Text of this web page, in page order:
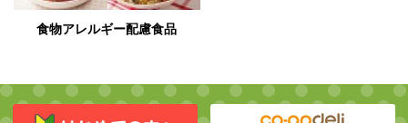
食物アレルギー配慮食品